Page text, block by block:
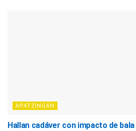
APATZINGÁN
Hallan cadáver con impacto de